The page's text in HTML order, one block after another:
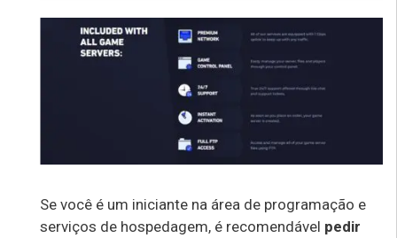
Se você é um iniciante na área de programação e
serviços de hospedagem, é recomendável pedir